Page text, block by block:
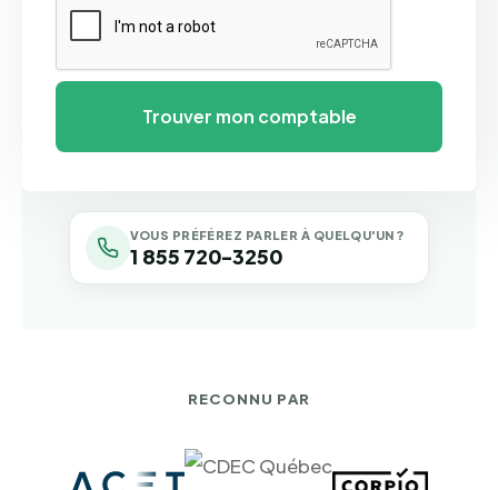
VOUS PRÉFÉREZ PARLER À QUELQU'UN ?
1 855 720-3250
RECONNU PAR